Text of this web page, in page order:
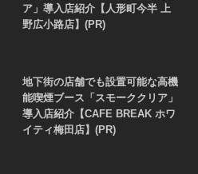
ア」導入店紹介【人形町今半 上
野広小路店】(PR)
地下街の店舗でも設置可能な高機
能喫煙ブース「スモーククリア」
導入店紹介【CAFE BREAK ホワ
イティ梅田店】(PR)